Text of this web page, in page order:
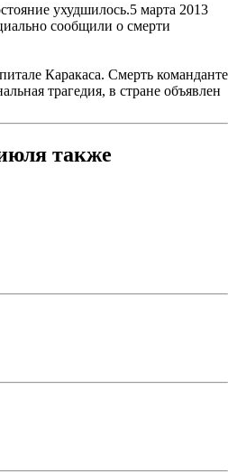
ухудшилось.5 марта 2013
сообщили о смерти
Каракаса. Смерть команданте
трагедия, в стране объявлен
также